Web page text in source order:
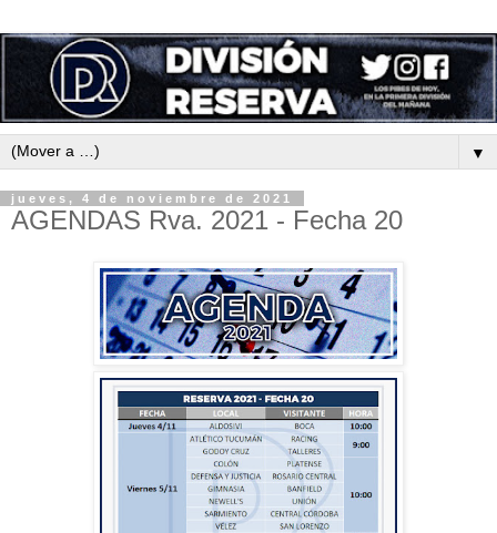
▼
jueves, 4 de noviembre de 2021
AGENDAS Rva. 2021 - Fecha 20